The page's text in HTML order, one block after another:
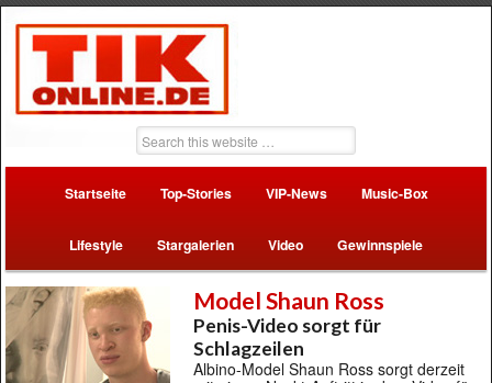
Startseite Top-Stories VIP-News Music-Box
Lifestyle Stargalerien Video Gewinnspiele
Model Shaun Ross
Penis-Video sorgt für
Schlagzeilen
Albino-Model Shaun Ross sorgt derzeit